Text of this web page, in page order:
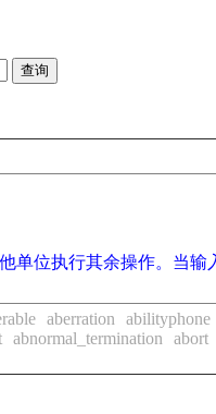
单位执行其余操作。当输
aberration abilityphone
abnormal_termination abort